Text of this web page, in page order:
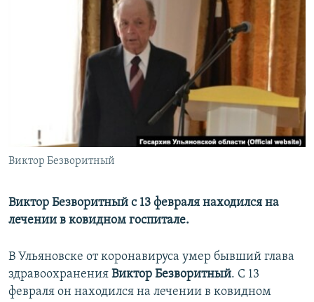
СИБИРЬ.РЕАЛИИ
РАСПИСАНИЕ ВЕЩАНИЯ
ПОДПИШИТЕСЬ НА РАССЫЛКУ
СОЦИАЛЬНЫЕ СЕТИ
Все сайты РСЕ/РС
Виктор Безворитный
Виктор Безворитный с 13 февраля находился на
лечении в ковидном госпитале.
В Ульяновске от коронавируса умер бывший глава
здравоохранения Виктор Безворитный. С 13
февраля он находился на лечении в ковидном